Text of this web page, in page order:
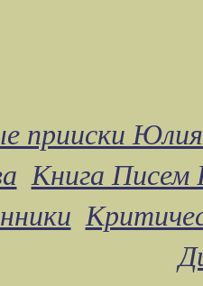
прииски
Книга Писем